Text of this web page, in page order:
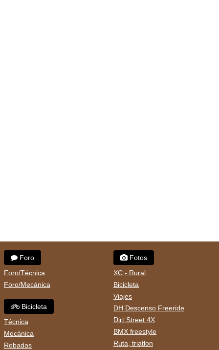
Foro
Foro/Técnica
Foro/Mecánica
Bicicleta
Técnica
Mecánica
Robadas
Fotos
XC - Rural
Bicicleta
Viajes
DH Descenso Freeride
Dirt Street 4X
BMX freestyle
Ruta, triatlon